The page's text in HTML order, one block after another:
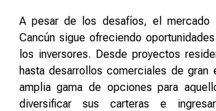
A pesar de los desafíos, el mercado
Cancún sigue ofreciendo
los inversores. Desde proyectos
hasta desarrollos comerciales de gran
amplia gama de opciones para
diversificar sus carteras e